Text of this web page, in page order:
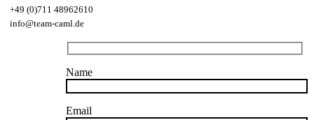
+49 (0)711 48962610
info@team-caml.de
Name
Email